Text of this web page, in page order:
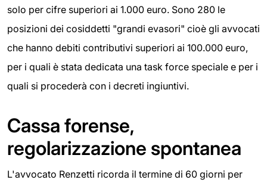
solo per cifre superiori ai 1.000 euro. Sono 280 le
posizioni dei cosiddetti "grandi evasori" cioè gli avvocati
che hanno debiti contributivi superiori ai 100.000 euro,
per i quali è stata dedicata una task force speciale e per i
quali si procederà con i decreti ingiuntivi.
Cassa forense,
regolarizzazione spontanea
L'avvocato Renzetti ricorda il termine di 60 giorni per